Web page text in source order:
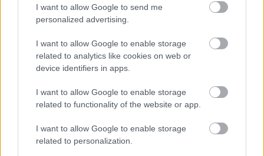
I want to allow Google to send me
personalized advertising.
I want to allow Google to enable storage
related to analytics like cookies on web or
device identifiers in apps.
I want to allow Google to enable storage
related to functionality of the website or app.
I want to allow Google to enable storage
related to personalization.
Aκολουθήστε μας
παντού…